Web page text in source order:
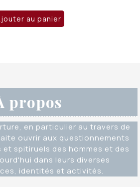
au panier
propos
en particulier au travers de
ouvrir aux questionnements
spitiruels des hommes et des
dans leurs diverses
identités et activités.